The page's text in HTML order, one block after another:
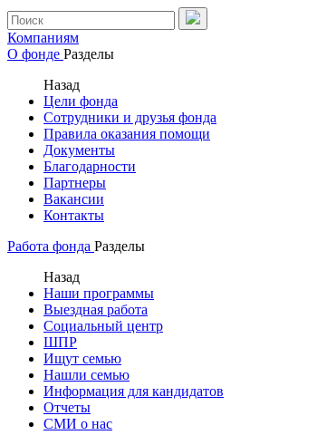
Компаниям
О фонде Разделы
Назад
Цели фонда
Сотрудники и друзья фонда
Правила оказания помощи
Документы
Благодарности
Партнеры
Вакансии
Контакты
Работа фонда Разделы
Назад
Наши программы
Выездная работа
Социальный центр
ШПР
Ищут семью
Нашли семью
Информация для кандидатов
Отчеты
СМИ о нас